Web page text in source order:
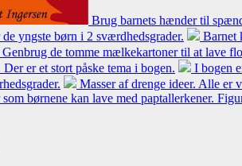
Brug barnets hænder til
yngste børn i 2 sværdhedsgrader.
Barnet
Genbrug de tomme mælkekartoner til at lave
er et stort påske tema i bogen.
I bogen
Masser af drenge ideer. Alle er
som børnene kan lave med paptallerkener.